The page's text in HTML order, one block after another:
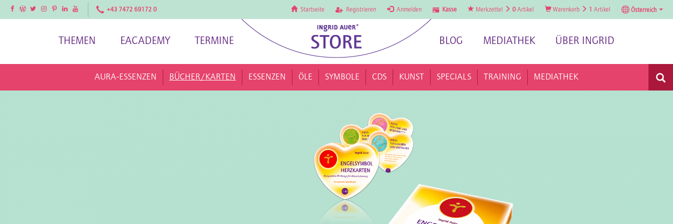
FacebookFacebookTwitterInstagramPinterestLinkedInYouTube +43 7472 69172 0 Startseite Registrieren Anmelden Kasse Merkzettel 0 Artikel Warenkorb 1 Artikel Österreich
THEMEN EACADEMY TERMINE BLOG MEDIATHEK ÜBER INGRID
AURA-ESSENZEN BÜCHER/KARTEN ESSENZEN ÖLE SYMBOLE CDS KUNST SPECIALS TRAINING MEDIATHEK